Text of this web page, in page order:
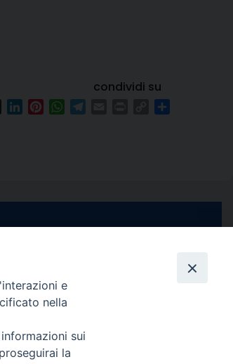
condividi su
ThreadsLinkedInPinterestWhatsApp
Copy
YouTube
Feed
Informativa Privacy
e
nella
sui
la